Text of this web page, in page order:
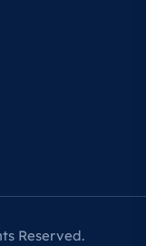
Reserved.